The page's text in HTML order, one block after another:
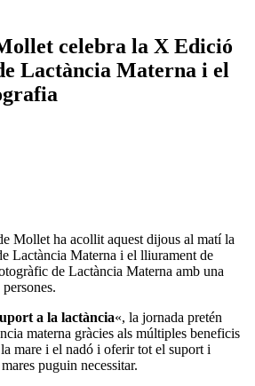
celebra la X Edició
Lactància Materna i el
Mollet ha acollit aquest dijous al matí la
Lactància Materna i el lliurament de
de Lactància Materna amb una
a la lactància«, la jornada pretén
materna gràcies als múltiples beneficis
mare i el nadó i oferir tot el suport i
puguin necessitar.